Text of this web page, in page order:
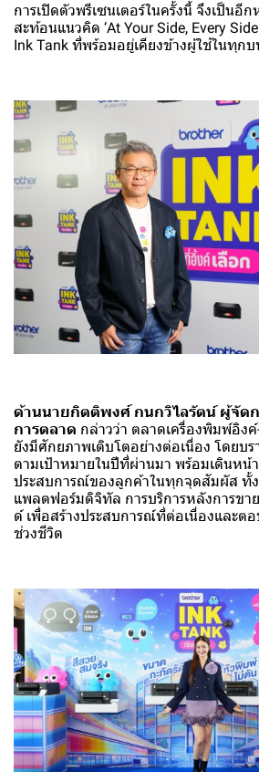
การเปิดตัวพรีเซนเตอร์ในครั้งนี้ จึงเป็นอี
สะท้อนแนวคิด ‘At Your Side, Every
Ink Tank ที่พร้อมอยู่เคียงข้างผู้ใช้ในทุก
ด้านนายกิตติพงศ์ กนกวิไลรัตน์ ผู้จัด
การตลาด กล่าวว่า ตลาดเครื่องพิมพ์อิง
ยังมีศักยภาพเติบโตอย่างต่อเนื่อง โดยบร
ตามเป้าหมายในปีที่ผ่านมา พร้อมเดินหน้
ประสบการณ์ของลูกค้าในทุกจุดสัมผัส ทั้
แพลตฟอร์มดิจิทัล การบริการหลังการขา
ด์ เพื่อสร้างประสบการณ์ที่ต่อเนื่องและต
ช่วงชีวิต